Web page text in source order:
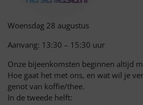
Woensdag 28 augustus
Aanvang: 13:30 – 15:30 uur
Onze bijeenkomsten beginnen altijd
Hoe gaat het met ons, en wat wil je
genot van koffie/thee.
In de tweede helft: